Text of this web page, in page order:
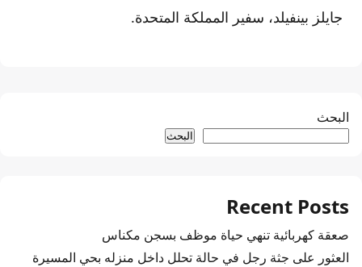
جايلز بينفيلد، سفير المملكة المتحدة.
البحث
البحث
Recent Posts
صعقة كهربائية تنهي حياة موظف بسجن مكناس
العثور على جثة رجل في حالة تحلل داخل منزله بحي المسيرة